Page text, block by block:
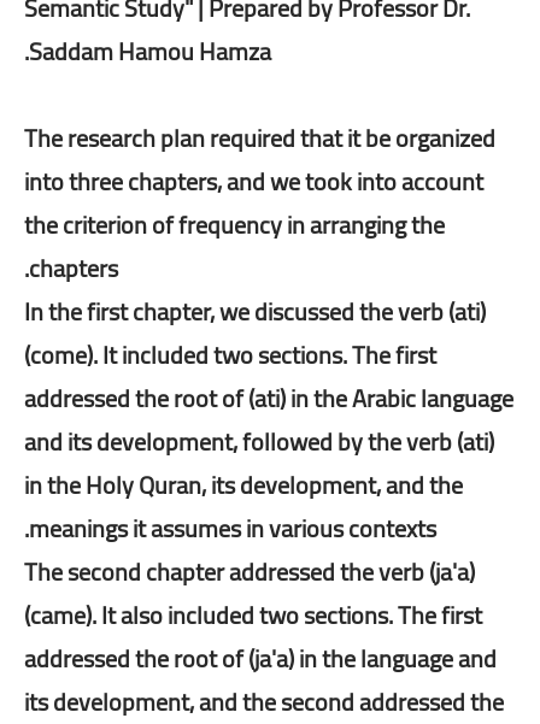
Saddam Hamou Hamza.
The research plan required that it be organized
into three chapters, and we took into account
the criterion of frequency in arranging the
chapters.
In the first chapter, we discussed the verb (ati)
(come). It included two sections. The first
addressed the root of (ati) in the Arabic language
and its development, followed by the verb (ati)
in the Holy Quran, its development, and the
meanings it assumes in various contexts.
The second chapter addressed the verb (ja'a)
(came). It also included two sections. The first
addressed the root of (ja'a) in the language and
its development, and the second addressed the